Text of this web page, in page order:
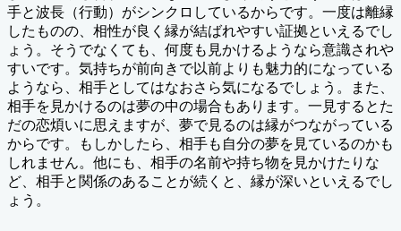
手と波長（行動）がシンクロしているからです。一度は離縁
したものの、相性が良く縁が結ばれやすい証拠といえるでし
ょう。そうでなくても、何度も見かけるようなら意識されや
すいです。気持ちが前向きで以前よりも魅力的になっている
ようなら、相手としてはなおさら気になるでしょう。また、
相手を見かけるのは夢の中の場合もあります。一見するとた
だの恋煩いに思えますが、夢で見るのは縁がつながっている
からです。もしかしたら、相手も自分の夢を見ているのかも
しれません。他にも、相手の名前や持ち物を見かけたりな
ど、相手と関係のあることが続くと、縁が深いといえるでし
ょう。